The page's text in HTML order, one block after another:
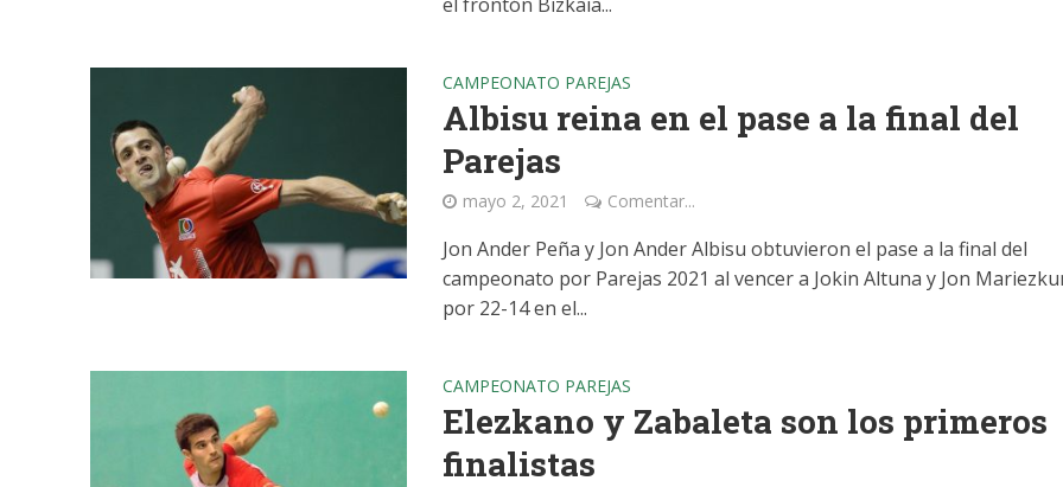
CAMPEONATO PAREJAS
Albisu reina en el pase a la final del
Parejas
mayo 2, 2021 Comentar...
Jon Ander Peña y Jon Ander Albisu obtuvieron el pase a la final del
campeonato por Parejas 2021 al vencer a Jokin Altuna y Jon
por 22-14 en el...
CAMPEONATO PAREJAS
Elezkano y Zabaleta son los primeros
finalistas